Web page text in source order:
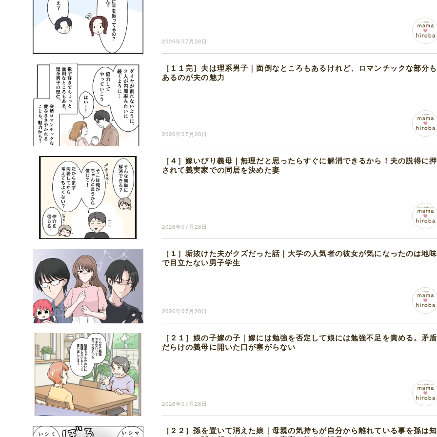
2026年07月28日
［１１完］夫は理系男子｜面倒なところもあるけれど、ロマンチックな部分も
あるのが夫の魅力
2026年07月28日
［４］嫁いびり義母｜無理だと思ったらすぐに解消できるから！夫の説得に押
されて義実家での同居を決めた妻
2026年07月28日
［１］垢抜けた夫がクズだった話｜大学の人気者の彼女が気になったのは地味
で目立たない男子学生
2026年07月28日
［２１］娘の子嫁の子｜嫁には勉強を否定して娘には勉強不足を責める。矛盾
だらけの義母に開いた口が塞がらない
2026年07月28日
［２２］孫を置いて消えた娘｜母親の気持ちが自分から離れている事を孫は知